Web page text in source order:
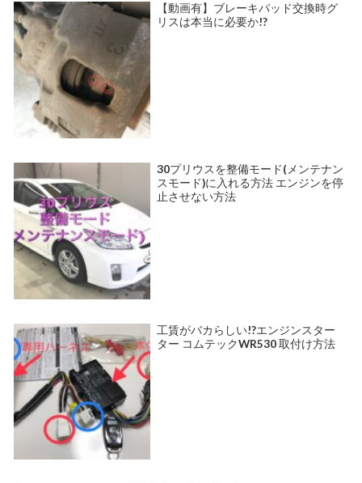
【動画有】ブレーキパッド交換時グ
リスは本当に必要か!?
30プリウスを整備モード(メンテナン
スモード)に入れる方法 エンジンを停
止させない方法
工賃がバカらしい!?エンジンスター
ター コムテックWR530 取付け方法